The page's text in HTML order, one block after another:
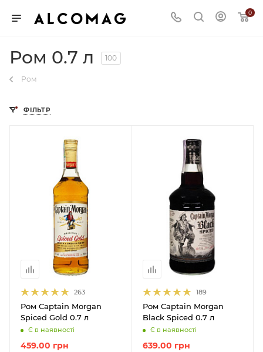
0
Ром 0.7 л 100
Ром
ФІЛЬТР
263
Ром Captain Morgan
Spiced Gold 0.7 л
Є в наявності
459.00 грн
189
Ром Captain Morgan
Black Spiced 0.7 л
Є в наявності
639.00 грн